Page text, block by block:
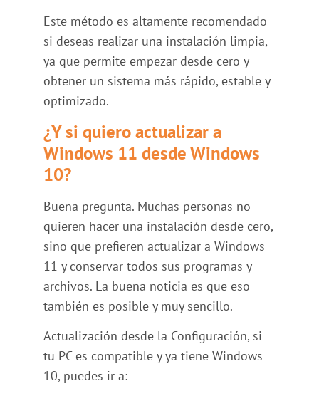
Este método es altamente recomendado
si deseas realizar una instalación limpia,
ya que permite empezar desde cero y
obtener un sistema más rápido, estable y
optimizado.
¿Y si quiero actualizar a
Windows 11 desde Windows
10?
Buena pregunta. Muchas personas no
quieren hacer una instalación desde cero,
sino que prefieren actualizar a Windows
11 y conservar todos sus programas y
archivos. La buena noticia es que eso
también es posible y muy sencillo.
Actualización desde la Configuración, si
tu PC es compatible y ya tiene Windows
10, puedes ir a: